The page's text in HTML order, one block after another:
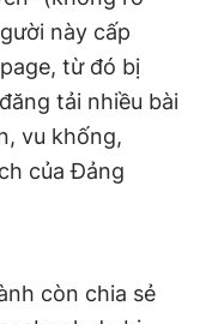
này cấp
từ đó bị
tải nhiều bài
vu khống,
của Đảng
còn chia sẻ